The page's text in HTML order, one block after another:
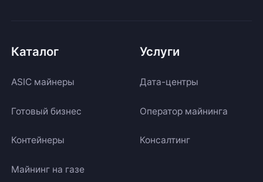
Каталог
ASIC майнеры
Готовый бизнес
Контейнеры
Майнинг на газе
Услуги
Дата-центры
Оператор майнинга
Консалтинг